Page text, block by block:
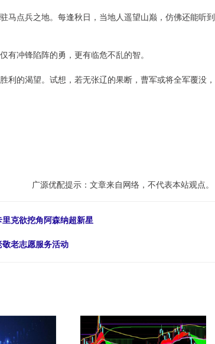
马点兵之地。每逢秋日，当地人遥望山巅，仿佛还能听到
有冲锋陷阵的勇，更有临危不乱的智。
利的渴望。试想，若无张辽的果断，曹军或将全军覆没，
广源优配提示：文章来自网络，不代表本站观点。
克欲挖角阿森纳超新星
老志愿服务活动